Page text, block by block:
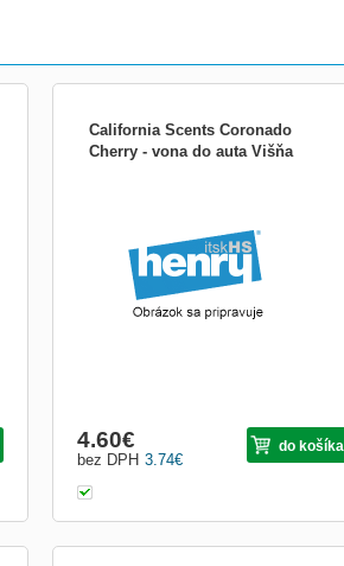
California Scents Coronado
Cherry - vona do auta Višňa
nevyskúšali vône California Scents tak s
vôňou višňe by ste mali začať.
3.74€
bez DPH
4.60€ do košíka